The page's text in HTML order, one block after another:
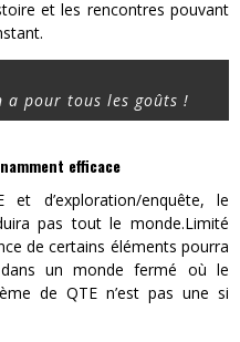
et les rencontres pouvant
a pour tous les goûts !
efficace
d’exploration/enquête, le
pas tout le monde.Limité
de certains éléments pourra
un monde fermé où le
de QTE n’est pas une si